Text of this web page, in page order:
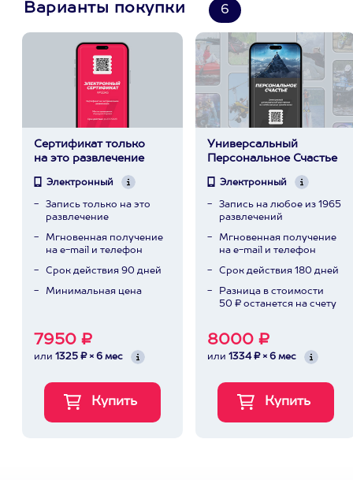
Варианты покупки 6
Сертификат только
на это развлечение
Электронный
Запись только на это
развлечение
Мгновенная получение
на e-mail и телефон
Срок действия 90 дней
Минимальная цена
7950 ₽
или 1325 ₽ × 6 мес
Универсальный
Персональное Счастье
Электронный
Запись на любое из 1965
развлечений
Мгновенная получение
на e-mail и телефон
Срок действия 180 дней
Разница в стоимости
50 ₽ останется на счету
8000 ₽
или 1334 ₽ × 6 мес